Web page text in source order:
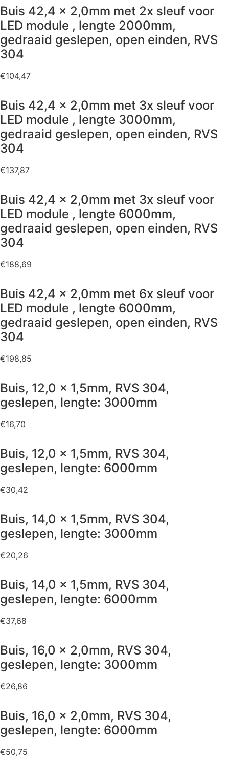
Buis 42,4 x 2,0mm met 2x sleuf voor
LED module , lengte 2000mm,
gedraaid geslepen, open einden, RVS
304
€104,47
Buis 42,4 x 2,0mm met 3x sleuf voor
LED module , lengte 3000mm,
gedraaid geslepen, open einden, RVS
304
€137,87
Buis 42,4 x 2,0mm met 3x sleuf voor
LED module , lengte 6000mm,
gedraaid geslepen, open einden, RVS
304
€188,69
Buis 42,4 x 2,0mm met 6x sleuf voor
LED module , lengte 6000mm,
gedraaid geslepen, open einden, RVS
304
€198,85
Buis, 12,0 x 1,5mm, RVS 304,
geslepen, lengte: 3000mm
€16,70
Buis, 12,0 x 1,5mm, RVS 304,
geslepen, lengte: 6000mm
€30,42
Buis, 14,0 x 1,5mm, RVS 304,
geslepen, lengte: 3000mm
€20,26
Buis, 14,0 x 1,5mm, RVS 304,
geslepen, lengte: 6000mm
€37,68
Buis, 16,0 x 2,0mm, RVS 304,
geslepen, lengte: 3000mm
€26,86
Buis, 16,0 x 2,0mm, RVS 304,
geslepen, lengte: 6000mm
€50,75